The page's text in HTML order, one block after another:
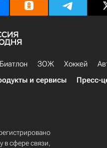
Биатлон ЗОЖ Хоккей
и сервисы Пресс-
в сфере связи,